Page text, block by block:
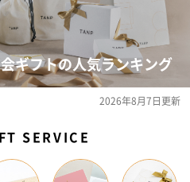
ギフトの人気ランキング
2026年8月7日更新
SERVICE